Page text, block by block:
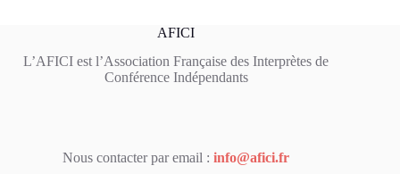
AFICI
L’AFICI est l’Association Française des Interprètes de
Conférence Indépendants
Nous contacter par email :info@afici.fr